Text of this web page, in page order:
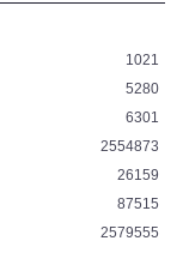
1021
5280
6301
2554873
26159
87515
2579555